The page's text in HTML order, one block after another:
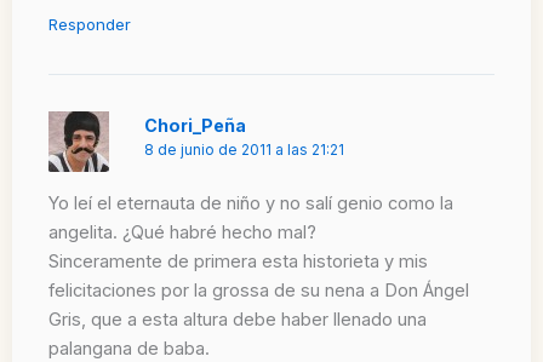
Responder
Chori_Peña
8 de junio de 2011 a las 21:21
Yo leí el eternauta de niño y no salí genio como la
angelita. ¿Qué habré hecho mal?
Sinceramente de primera esta historieta y mis
felicitaciones por la grossa de su nena a Don Ángel
Gris, que a esta altura debe haber llenado una
palangana de baba.